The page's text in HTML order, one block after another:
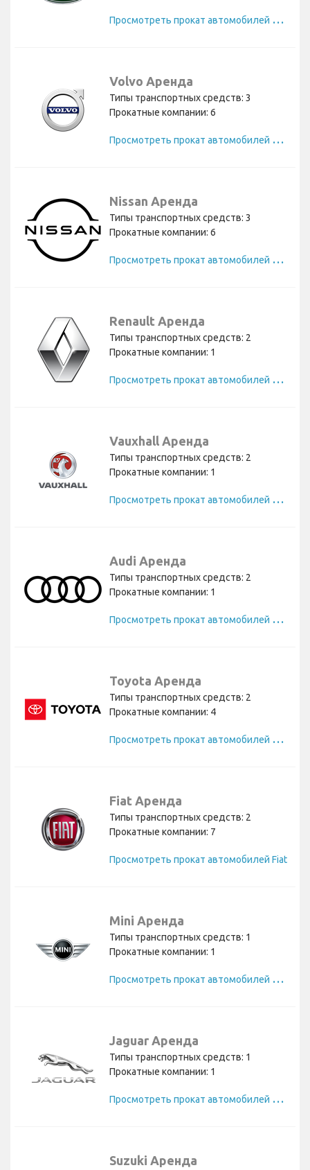
П
росмотреть прокат автомобилей Land Rover
Volvo Аренда
Типы транспортных средств: 3
Прокатные компании: 6
П
росмотреть прокат автомобилей Volvo
Nissan Аренда
Типы транспортных средств: 3
Прокатные компании: 6
П
росмотреть прокат автомобилей Nissan
Renault Аренда
Типы транспортных средств: 2
Прокатные компании: 1
П
росмотреть прокат автомобилей Renault
Vauxhall Аренда
Типы транспортных средств: 2
Прокатные компании: 1
П
росмотреть прокат автомобилей Vauxhall
Audi Аренда
Типы транспортных средств: 2
Прокатные компании: 1
П
росмотреть прокат автомобилей Audi
Toyota Аренда
Типы транспортных средств: 2
Прокатные компании: 4
П
росмотреть прокат автомобилей Toyota
Fiat Аренда
Типы транспортных средств: 2
Прокатные компании: 7
Просмотреть прокат автомобилей Fiat
Mini Аренда
Типы транспортных средств: 1
Прокатные компании: 1
П
росмотреть прокат автомобилей Mini
Jaguar Аренда
Типы транспортных средств: 1
Прокатные компании: 1
П
росмотреть прокат автомобилей Jaguar
Suzuki Аренда